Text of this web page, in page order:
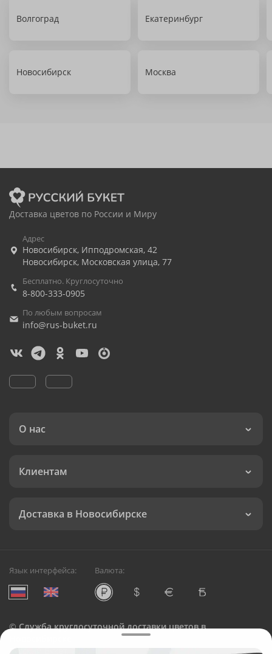
Волгоград Екатеринбург
Новосибирск Москва
Доставка цветов по России и Миру
Адрес
Новосибирск, Ипподромская, 42
Новосибирск, Московская улица, 77
Бесплатно. Круглосуточно
8-800-333-0905
По любым вопросам
info@rus-buket.ru
О нас
Клиентам
Доставка в Новосибирске
Язык интерфейса: Валюта:
©Служба круглосуточной доставки цветов в
Русский Букет, 2026